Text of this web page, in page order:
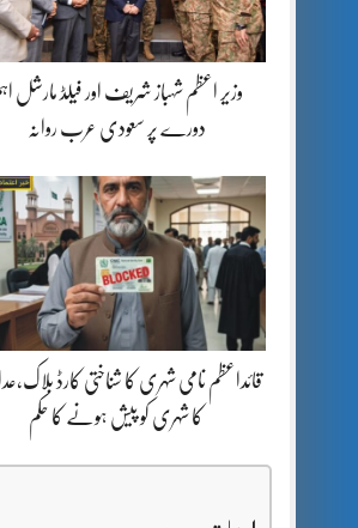
وزیر اعظم شہباز شریف اور فیلڈ مارشل
دورے پر سعودی عرب روانہ
قائداعظم نامی شہری کا شناختی کارڈ
کا شہری کو پیش ہونے کا حکم